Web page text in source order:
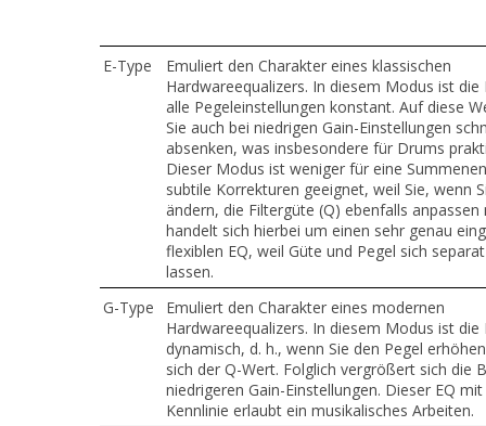
E-Type Emuliert den Charakter eines klassischen
Hardwareequalizers. In diesem Modus ist
alle Pegeleinstellungen konstant. Auf diese
Sie auch bei niedrigen Gain-Einstellungen
absenken, was insbesondere für Drums
Dieser Modus ist weniger für eine
subtile Korrekturen geeignet, weil Sie, wenn
ändern, die Filtergüte (Q) ebenfalls anpassen
handelt sich hierbei um einen sehr genau
flexiblen EQ, weil Güte und Pegel sich
lassen.
G-Type
Emuliert den Charakter eines modernen
Hardwareequalizers. In diesem Modus ist die
dynamisch, d. h., wenn Sie den Pegel
sich der Q-Wert. Folglich vergrößert sich die
niedrigeren Gain-Einstellungen. Dieser EQ
Kennlinie erlaubt ein musikalisches Arbeiten.